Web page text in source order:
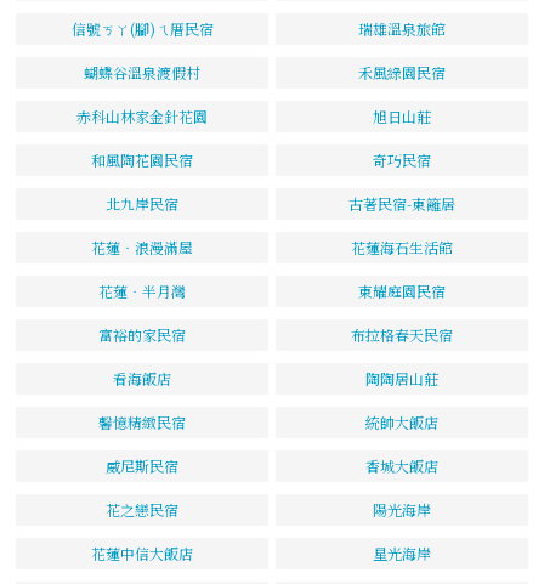
信號ㄎㄚ(腳)ㄟ厝民宿 瑞雄溫泉旅館
蝴蝶谷溫泉渡假村 禾風綠園民宿
赤科山林家金針花園 旭日山莊
和風陶花園民宿 奇巧民宿
北九岸民宿 古著民宿-東籬居
花蓮‧浪漫滿屋 花蓮海石生活館
花蓮‧半月灣 東耀庭園民宿
富裕的家民宿 布拉格春天民宿
看海飯店 陶陶居山莊
馨憶精緻民宿 統帥大飯店
威尼斯民宿 香城大飯店
花之戀民宿 陽光海岸
花蓮中信大飯店 星光海岸